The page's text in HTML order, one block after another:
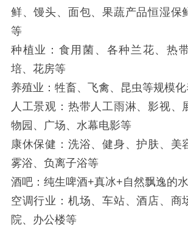
鲜、馒头、面包、果蔬产品恒湿保
等
种植业：食用菌、各种兰花、热
培、花房等
养殖业：牲畜、飞禽、昆虫等规模
人工景观：热带人工雨淋、影视、
物园、广场、水幕电影等
康休保健：洗浴、健身、护肤、美
雾浴、负离子浴等
酒吧：纯生啤酒+真冰+自然飘逸的
空调行业：机场、车站、酒店、商
院、办公楼等